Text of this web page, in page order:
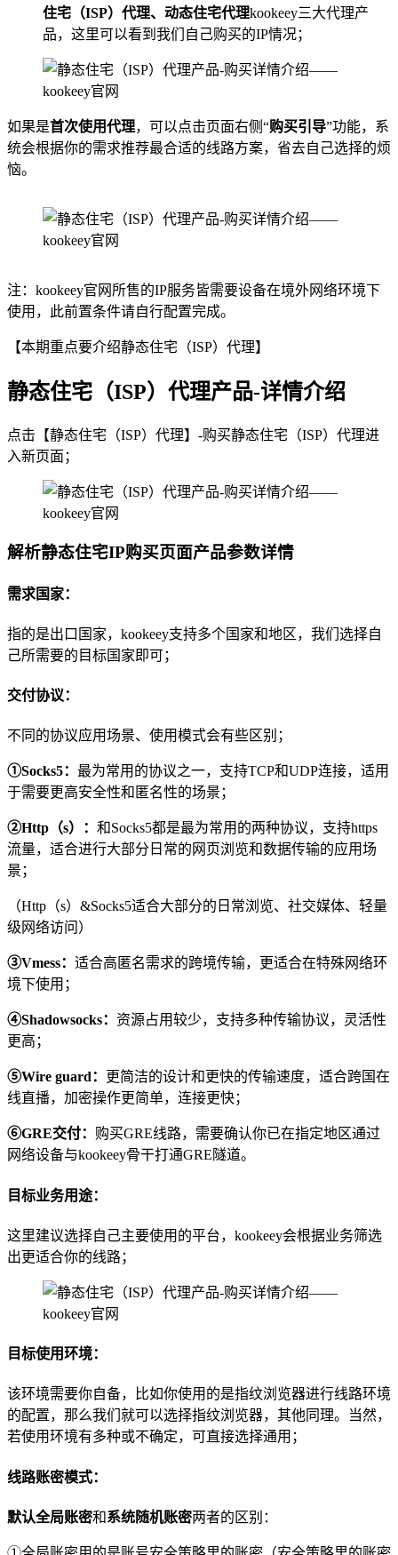
住宅（ISP）代理、动态住宅代理kookeey三大代理产
品，这里可以看到我们自己购买的IP情况；
如果是首次使用代理，可以点击页面右侧“购买引导”功能，系
统会根据你的需求推荐最合适的线路方案，省去自己选择的烦
恼。
注：kookeey官网所售的IP服务皆需要设备在境外网络环境下
使用，此前置条件请自行配置完成。
【本期重点要介绍静态住宅（ISP）代理】
静态住宅（ISP）代理产品-详情介绍
点击【静态住宅（ISP）代理】-购买静态住宅（ISP）代理进
入新页面；
解析静态住宅IP购买页面产品参数详情
需求国家：
指的是出口国家，kookeey支持多个国家和地区，我们选择自
己所需要的目标国家即可；
交付协议：
不同的协议应用场景、使用模式会有些区别；
①Socks5： 最为常用的协议之一，支持TCP和UDP连接，适用
于需要更高安全性和匿名性的场景；
②Http（s）： 和Socks5都是最为常用的两种协议，支持https
流量，适合进行大部分日常的网页浏览和数据传输的应用场
景；
（Http（s）&Socks5适合大部分的日常浏览、社交媒体、轻量
级网络访问）
③Vmess： 适合高匿名需求的跨境传输，更适合在特殊网络环
境下使用；
④Shadowsocks： 资源占用较少，支持多种传输协议，灵活性
更高；
⑤Wire guard：
更简洁的设计和更快的传输速度，适合跨国在
线直播，加密操作更简单，连接更快；
⑥GRE交付： 购买GRE线路，需要确认你已在指定地区通过
网络设备与kookeey骨干打通GRE隧道。
目标业务用途：
这里建议选择自己主要使用的平台，kookeey会根据业务筛选
出更适合你的线路；
目标使用环境：
该环境需要你自备，比如你使用的是指纹浏览器进行线路环境
的配置，那么我们就可以选择指纹浏览器，其他同理。当然，
若使用环境有多种或不确定，可直接选择通用；
线路账密模式：
默认全局账密和系统随机账密两者的区别：